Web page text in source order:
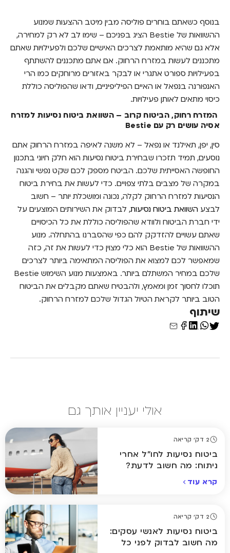
בנוסף כשאתם בוחרים פוליסה מבין מיטב ההצעות שמנוע
ההשוואות של Bestie הציג בפניכם – שימו לב לא רק למחירה,
אלא גם שהיא מותאמת לצרכים האישיים שלכם ולפעילויות שאתם
מתכננים לעשות במזרח הרחוק. אם אתם מתכננים להשתתף
בפעילויות ספורט אתגרי או לבקר באזורים מרוחקים כמו הרי
האנפורנה בנפאל או האיים הפיליפיניים, ודאו שהפוליסה כוללת
כיסוי מתאים לאותן פעילויות.
המזרח רחוק, הביטוח קרוב – השוואת ביטוח נסיעות למזרח
אסיה עושים רק עם Bestie
סין, יפן, תאילנד או נפאל – לא משנה לאיפה במזרח הרחוק אתם
נוסעים, תמיד תזכרו שבחירת ביטוח נסיעות הוא חלק חיוני בתכנון
החופשה האסייתית שלכם. הביטח מספק לכם שקט נפשי והגנה
במקרה של מצבים בלתי צפויים. כדי לעשות את בחירת ביטוח
הנסיעות למזרח הרחוק לקלה, נכונה ומושכלת יותר – חשוב
לבצע השוואת ביטוח נסיעות, לבדוק את השירותים המוצעים על
ידי חברת הביטוח ולוודא שהפוליסה כוללת את כל הכיסויים
שאתם עשויים להזדקק להם כפי שהסברנו בהתחלה. מנוע
ההשוואות של Bestie הוא כלי מצוין כדי לעשות את זה, כזה
שמאפשר לכם למצוא את הפוליסה המתאימה ביותר לצרכים
שלכם במחיר המשתלם ביותר. באמצעות מנוע השימוש Bestie
תוכלו לחסוך זמן ומאמץ, ולהבטיח שאתם מקבלים את הביטוח
הטוב ביותר לקראת הטיול הגדול שלכם למזרח הרחוק.
שיתוף
אולי יעניין אותך גם
2 דק' קריאה
ביטוח נסיעות לחו"ל אחרי
ניתוח: מה חשוב לדעת?
קרא עוד
2 דק' קריאה
ביטוח נסיעות לאנשי עסקים:
מה חשוב לבדוק לפני כל